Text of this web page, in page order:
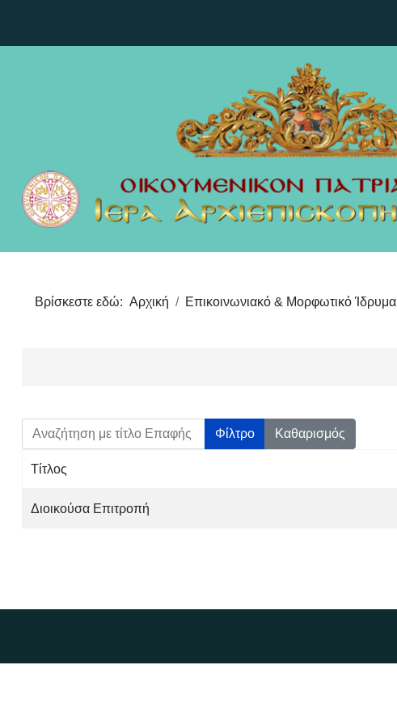
Βρίσκεστε εδώ: Αρχική Επικοινωνιακό & Μορφωτικό Ίδρυμα
Αναζήτηση με τίτλο Επαφής Φίλτρο Καθαρισμός
Τίτλος
Διοικούσα Επιτροπή